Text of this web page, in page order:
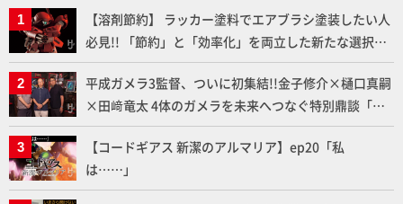
【溶剤節約】 ラッカー塗料でエアブラシ塗装したい人
必見!! 「節約」と「効率化」を両立した新たな選択肢
「カートリッジ式エアーブラシ FLYER-SR2」の使い心
地を「HG ブルーティッシュドッグ」で検証！
平成ガメラ3監督、ついに初集結!!金子修介×樋口真嗣
×田﨑竜太 4体のガメラを未来へつなぐ特別鼎談「ガ
メラ永久保存化プロジェクト FINAL」
【コードギアス 新潔のアルマリア】ep20「私
は……」